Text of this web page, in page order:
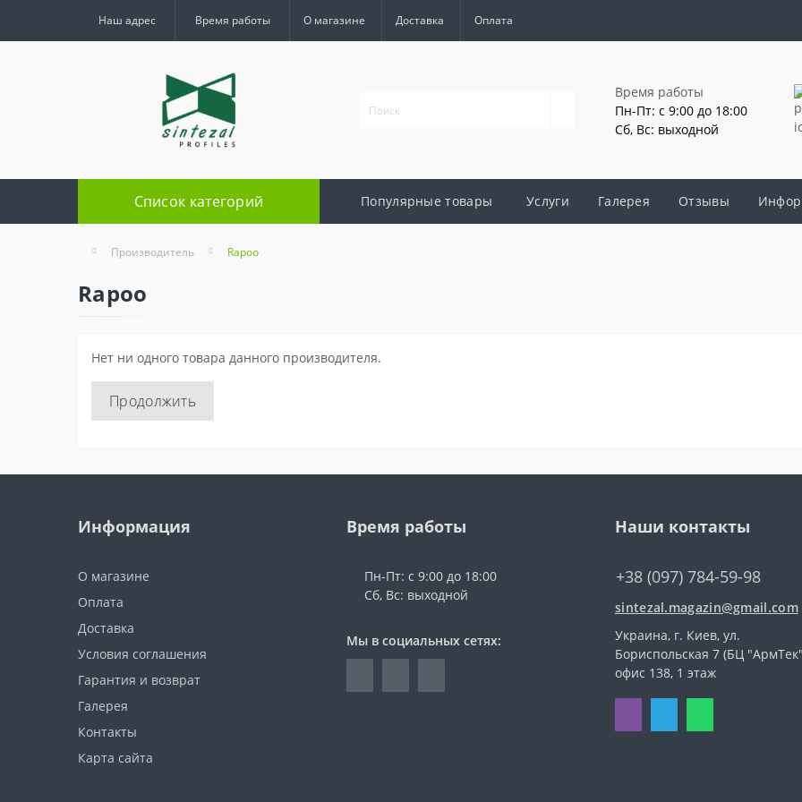
Наш адрес Время работы О магазине Доставка Оплата
Время работы
Пн-Пт: с 9:00 до 18:00
Сб, Вс: выходной
Список категорий Популярные товары Услуги Галерея Отзывы
Производитель Rapoo
Rapoo
Нет ни одного товара данного производителя.
Продолжить
Информация
О магазине
Оплата
Доставка
Условия соглашения
Гарантия и возврат
Галерея
Контакты
Карта сайта
Время работы
Пн-Пт: с 9:00 до 18:00
Сб, Вс: выходной
Мы в социальных сетях:
Наши контакты
+38 (097) 784-59-98
sintezal.magazin@gmail.com
Украина, г. Киев, ул.
Бориспольская 7 (БЦ
офис 138, 1 этаж